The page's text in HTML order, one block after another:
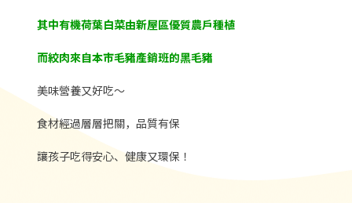
其中有機荷葉白菜由新屋區優質農戶種植
而絞肉來自本市毛豬產銷班的黑毛豬
美味營養又好吃～
食材經過層層把關，品質有保
讓孩子吃得安心、健康又環保！